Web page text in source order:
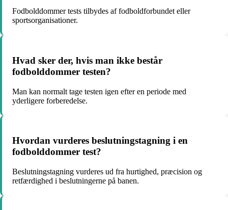
Fodbolddommer tests tilbydes af fodboldforbundet eller
sportsorganisationer.
Hvad sker der, hvis man ikke består
fodbolddommer testen?
Man kan normalt tage testen igen efter en periode med
yderligere forberedelse.
Hvordan vurderes beslutningstagning i en
fodbolddommer test?
Beslutningstagning vurderes ud fra hurtighed, præcision og
retfærdighed i beslutningerne på banen.